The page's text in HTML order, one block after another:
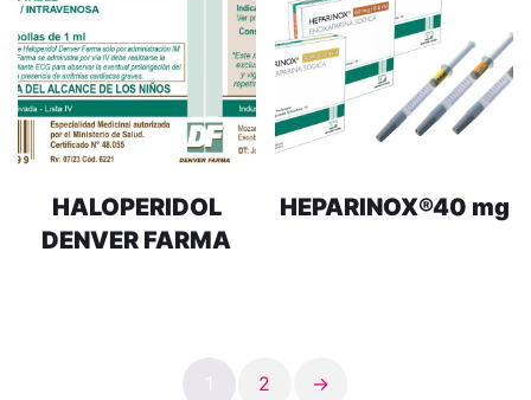
HALOPERIDOL
DENVER FARMA
HEPARINOX®40 mg
1 2 →